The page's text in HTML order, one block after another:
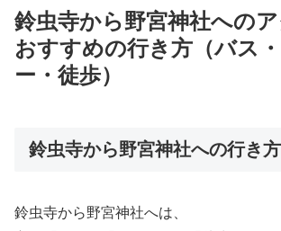
鈴虫寺から野宮神社へのア
おすすめの行き方（バス
ー・徒歩）
鈴虫寺から野宮神社への行き
鈴虫寺から野宮神社へは、